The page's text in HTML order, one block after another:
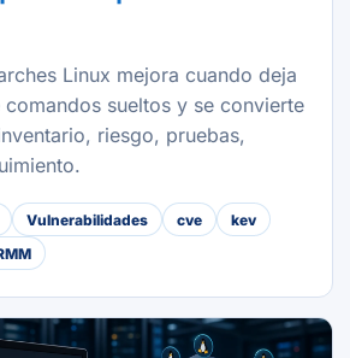
Linux mejora cuando deja
sueltos y se convierte
riesgo, pruebas,
Vulnerabilidades cve
kev